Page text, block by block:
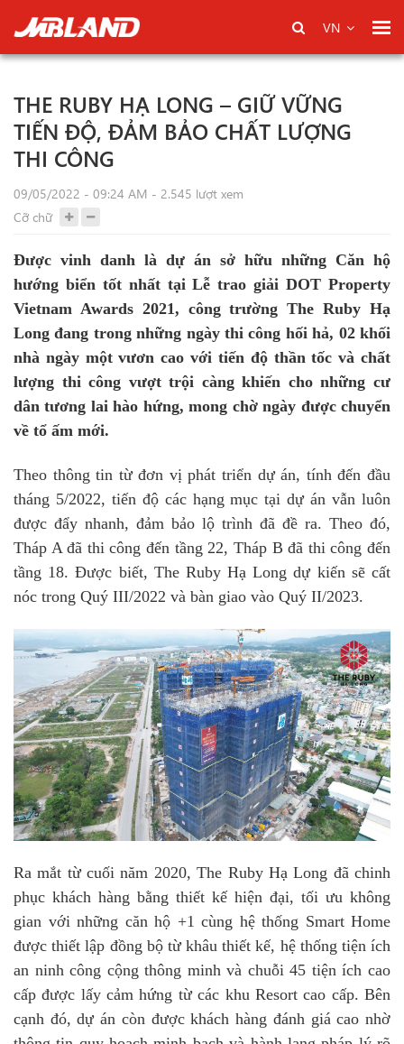
VN
THE RUBY HẠ LONG – GIỮ VỮNG
TIẾN ĐỘ, ĐẢM BẢO CHẤT LƯỢNG
THI CÔNG
09/05/2022 - 09:24 AM - 2.545 lượt xem
Cỡ chữ
Được vinh danh là dự án sở hữu những Căn hộ
hướng biển tốt nhất tại Lễ trao giải DOT Property
Vietnam Awards 2021, công trường The Ruby Hạ
Long đang trong những ngày thi công hối hả, 02 khối
nhà ngày một vươn cao với tiến độ thần tốc và chất
lượng thi công vượt trội càng khiến cho những cư
dân tương lai hào hứng, mong chờ ngày được chuyển
về tổ ấm mới.
Theo thông tin từ đơn vị phát triển dự án, tính đến đầu
tháng 5/2022, tiến độ các hạng mục tại dự án vẫn luôn
được đẩy nhanh, đảm bảo lộ trình đã đề ra. Theo đó,
Tháp A đã thi công đến tầng 22, Tháp B đã thi công đến
tầng 18. Được biết, The Ruby Hạ Long dự kiến sẽ cất
nóc trong Quý III/2022 và bàn giao vào Quý II/2023.
Ra mắt từ cuối năm 2020, The Ruby Hạ Long đã chinh
phục khách hàng bằng thiết kế hiện đại, tối ưu không
gian với những căn hộ +1 cùng hệ thống Smart Home
được thiết lập đồng bộ từ khâu thiết kế, hệ thống tiện ích
an ninh công cộng thông minh và chuỗi 45 tiện ích cao
cấp được lấy cảm hứng từ các khu Resort cao cấp. Bên
cạnh đó, dự án còn được khách hàng đánh giá cao nhờ